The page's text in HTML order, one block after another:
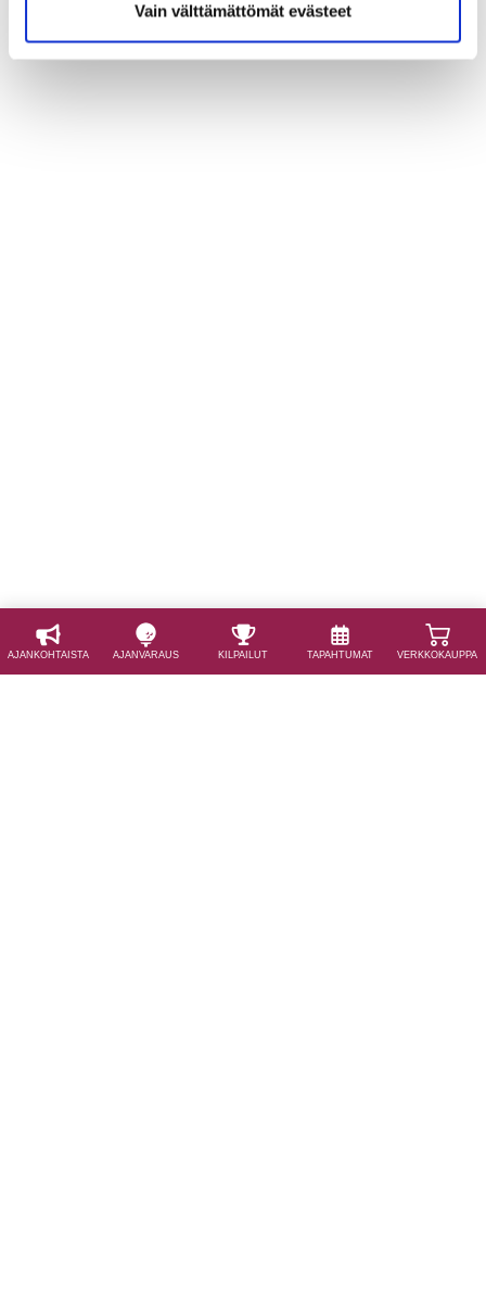
Vain välttämättömät evästeet
AJAN­KOHTAISTA AJAN­VARAUS KILPAILUT TAPAHTUMAT VERKKOKAUPPA